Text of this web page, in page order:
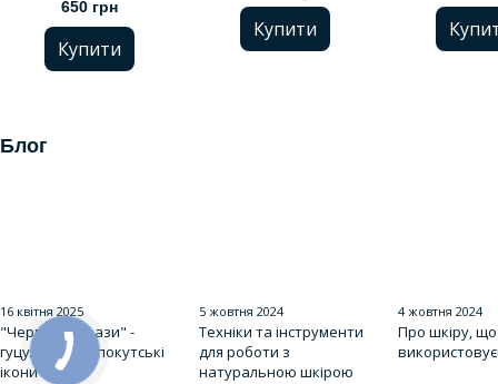
650 грн
Купити
Купити
Блог
16 квітня 2025
"Червоні образи" -
гуцульські та покутські
ікони
5 жовтня 2024
Техніки та інструменти
для роботи з
натуральною шкірою
4 жовтня 2024
Про шкіру,